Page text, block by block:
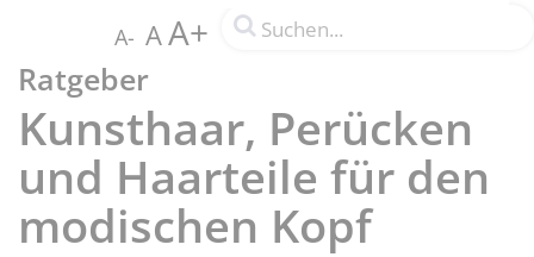
A- AA+
Ratgeber
Kunsthaar, Perücken
und Haarteile für den
modischen Kopf